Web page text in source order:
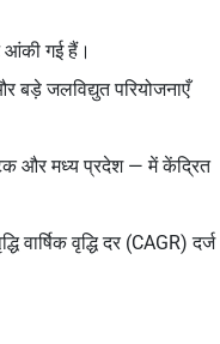
आंकी गई हैं।
बड़े जलविद्युत परियोजनाएँ
और मध्य प्रदेश — में केंद्रित
वार्षिक वृद्धि दर (CAGR) दर्ज